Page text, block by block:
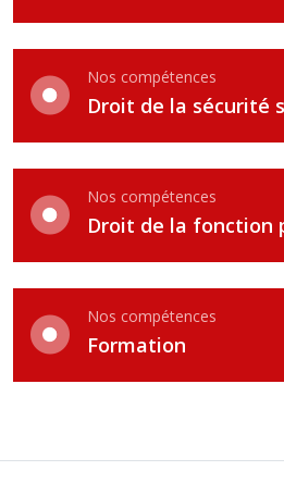
Nos compétences
Droit de la sécurité
Nos compétences
Droit de la fonction
Nos compétences
Formation